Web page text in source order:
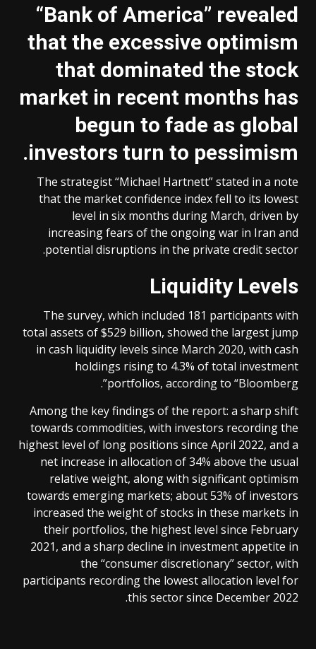
“Bank of America” revealed
that the excessive optimism
that dominated the stock
market in recent months has
begun to fade as global
investors turn to pessimism
.
The strategist “Michael Hartnett” stated in a note
that the market confidence index fell to its lowest
level in six months during March, driven by
increasing fears of the ongoing war in Iran and
potential disruptions in the private credit sector.
Liquidity Levels
The survey, which included 181 participants with
total assets of $529 billion, showed the largest jump
in cash liquidity levels since March 2020, with cash
holdings rising to 4.3% of total investment
portfolios, according to “Bloomberg”.
Among the key findings of the report: a sharp shift
towards commodities, with investors recording the
highest level of long positions since April 2022, and a
net increase in allocation of 34% above the usual
relative weight, along with significant optimism
towards emerging markets; about 53% of investors
increased the weight of stocks in these markets in
their portfolios, the highest level since February
2021, and a sharp decline in investment appetite in
the “consumer discretionary” sector, with
participants recording the lowest allocation level for
this sector since December 2022.